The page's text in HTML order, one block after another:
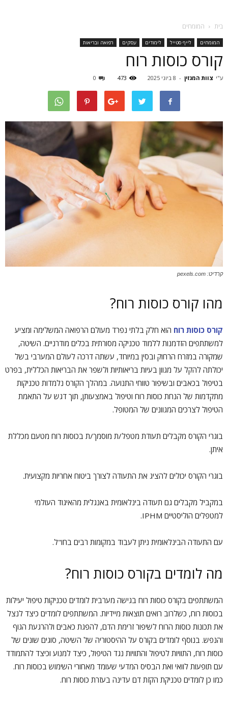
בית המומחים
המומחים לייף סטייל לימודים עסקים רפואה ובריאות
קורס כוסות רוח
ע"י צוות המגזין - 8 ביוני 2025 473
0
קרדיט: pexels.com
מהו קורס כוסות רוח?
קורס כוסות רוח הוא חלק בלתי נפרד מעולם הרפואה המשלימה ומציע
למשתתפים הזדמנות ללמוד טכניקה מסורתית בכלים מודרניים. השיטה,
שמקורה במזרח הרחוק ובסין במיוחד, עשתה דרכה לעולם המערבי בשל
יכולתה להקל על מגוון בעיות בריאותיות ולשפר את הבריאות הכללית, בפרט
בטיפול בכאבים ובשיפור טווחי התנועה. במהלך הקורס נלמדות טכניקות
מתקדמות של הנחת כוסות רוח וטיפול באמצעותן, תוך דגש על התאמת
הטיפול לצרכים המגוונים של המטופל.
בוגרי הקורס מקבלים תעודת מטפל/ת מוסמך/ת בכוסות רוח מטעם מכללת
איתן.
בוגרי הקורס יכולים להציג את התעודה לצורך ביטוח אחריות מקצועית.
במקביל מקבלים גם תעודה בינלאומית באנגלית מהאיגוד העולמי
למטפלים הוליסטיים IPHM.
עם התעודה הבינלאומית ניתן לעבוד במקומות רבים בחו"ל.
מה לומדים בקורס כוסות רוח?
המשתתפים בקורס כוסות רוח בגישה מערבית לומדים טכניקות טיפול יעילות
בכוסות רוח, כשלרוב רואים תוצאות מיידיות. המשתתפים לומדים כיצד לנצל
את תכונות כוסות הרוח לשיפור זרימת הדם, להפגת כאבים ולהרגעת הגוף
והנפש. בנוסף לומדים בקורס על ההיסטוריה של השיטה, סוגים שונים של
כוסות רוח, התוויות לטיפול והתוויות נגד הטיפול, כיצד למנוע וכיצד להתמודד
עם תופעות לוואי ואת הבסיס המדעי שעומד מאחורי השימוש בכוסות רוח.
כמו כן לומדים טכניקת הקזת דם עדינה בעזרת כוסות רוח.